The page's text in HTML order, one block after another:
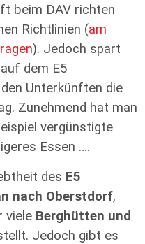
beim DAV richten
Richtlinien (am
). Jedoch spart
dem E5
Unterkünften die
Zunehmend hat man
vergünstigte
Essen ….
des E5
nach Oberstdorf,
viele Berghütten und
Jedoch gibt es